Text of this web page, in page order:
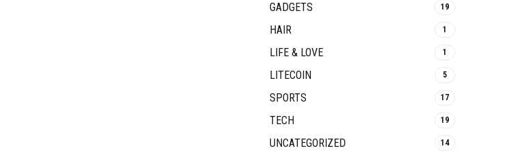
GADGETS 19
HAIR 1
LIFE & LOVE 1
LITECOIN 5
SPORTS 17
TECH 19
UNCATEGORIZED 14